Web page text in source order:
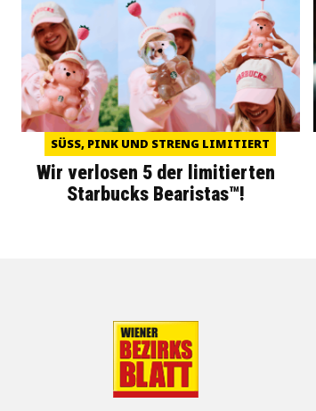
SÜSS, PINK UND STRENG LIMITIERT
Wir verlosen 5 der limitierten
Starbucks Bearistas™!